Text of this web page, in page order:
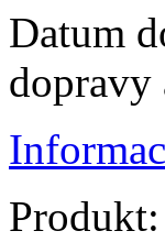
Datum
dopravy
Produkt: